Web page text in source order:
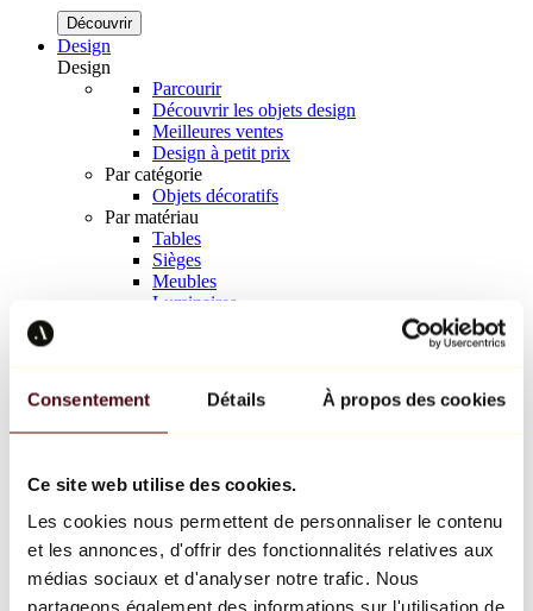
Consentement Détails À propos des cookies
Ce site web utilise des cookies.
Les cookies nous permettent de personnaliser le contenu
et les annonces, d'offrir des fonctionnalités relatives aux
médias sociaux et d'analyser notre trafic. Nous
partageons également des informations sur l'utilisation de
Découvrir
Design
Design
Parcourir
Découvrir les objets design
Meilleures ventes
Design à petit prix
Par catégorie
Objets décoratifs
Par matériau
Tables
Sièges
Meubles
Luminaires
Richard Orlinski
Keith Haring
Jeff Koons
Jean-Michel Basquiat
Tous les designers
Œuvre de la semaine